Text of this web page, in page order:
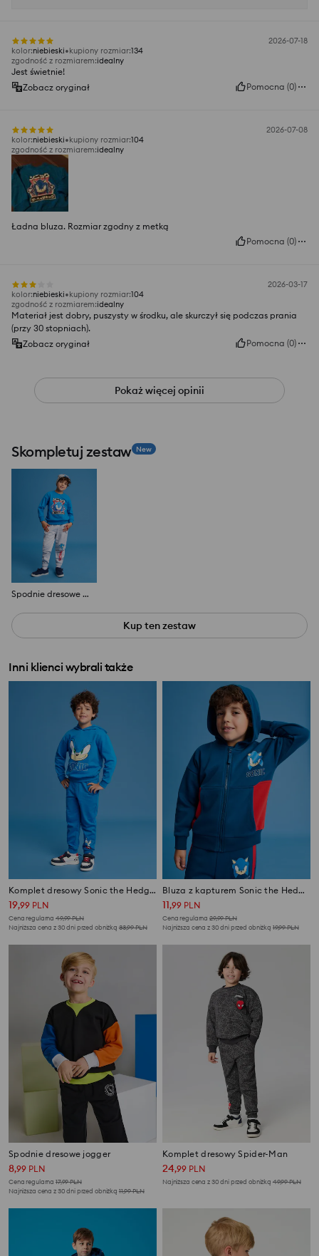
2026-07-18
kolor:niebieski kupiony rozmiar:134
zgodność z rozmiarem:idealny
Jest świetnie!
Zobacz oryginał
Pomocna (0)
2026-07-08
kolor:niebieski kupiony rozmiar:104
zgodność z rozmiarem:idealny
Ładna bluza. Rozmiar zgodny z metką
Pomocna (0)
2026-03-17
kolor:niebieski kupiony rozmiar:104
zgodność z rozmiarem:idealny
Materiał jest dobry, puszysty w środku, ale skurczył się podczas prania
(przy 30 stopniach).
Zobacz oryginał
Pomocna (0)
Pokaż więcej opinii
Skompletuj zestaw New
Spodnie dresowe Sonic
Kup ten zestaw
Inni klienci wybrali także
Komplet dresowy Sonic the Hedgehog
19,99 PLN
Cena regularna 49,99PLN
Najniższa cena z 30 dni przed obniżką 33,99PLN
Bluza z kapturem Sonic the Hedgehog
11,99 PLN
Cena regularna 29,99PLN
Najniższa cena z 30 dni przed obniżką 19,99PLN
Spodnie dresowe jogger
8,99 PLN
Cena regularna 17,99PLN
Najniższa cena z 30 dni przed obniżką 11,99PLN
Komplet dresowy Spider-Man
24,99 PLN
Najniższa cena z 30 dni przed obniżką 49,99PLN